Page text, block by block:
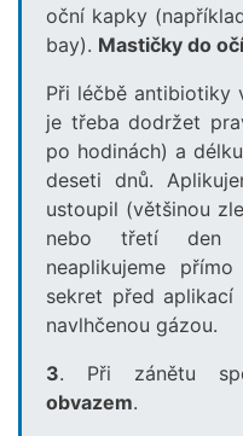
oční kapky
bay). Mastičky do
Při léčbě antibiotiky
je třeba dodržet
po hodinách) a
deseti dnů.
ustoupil (většinou
nebo třetí den
neaplikujeme
sekret před aplikací
navlhčenou gázou.
3. Při zánětu
obvazem.